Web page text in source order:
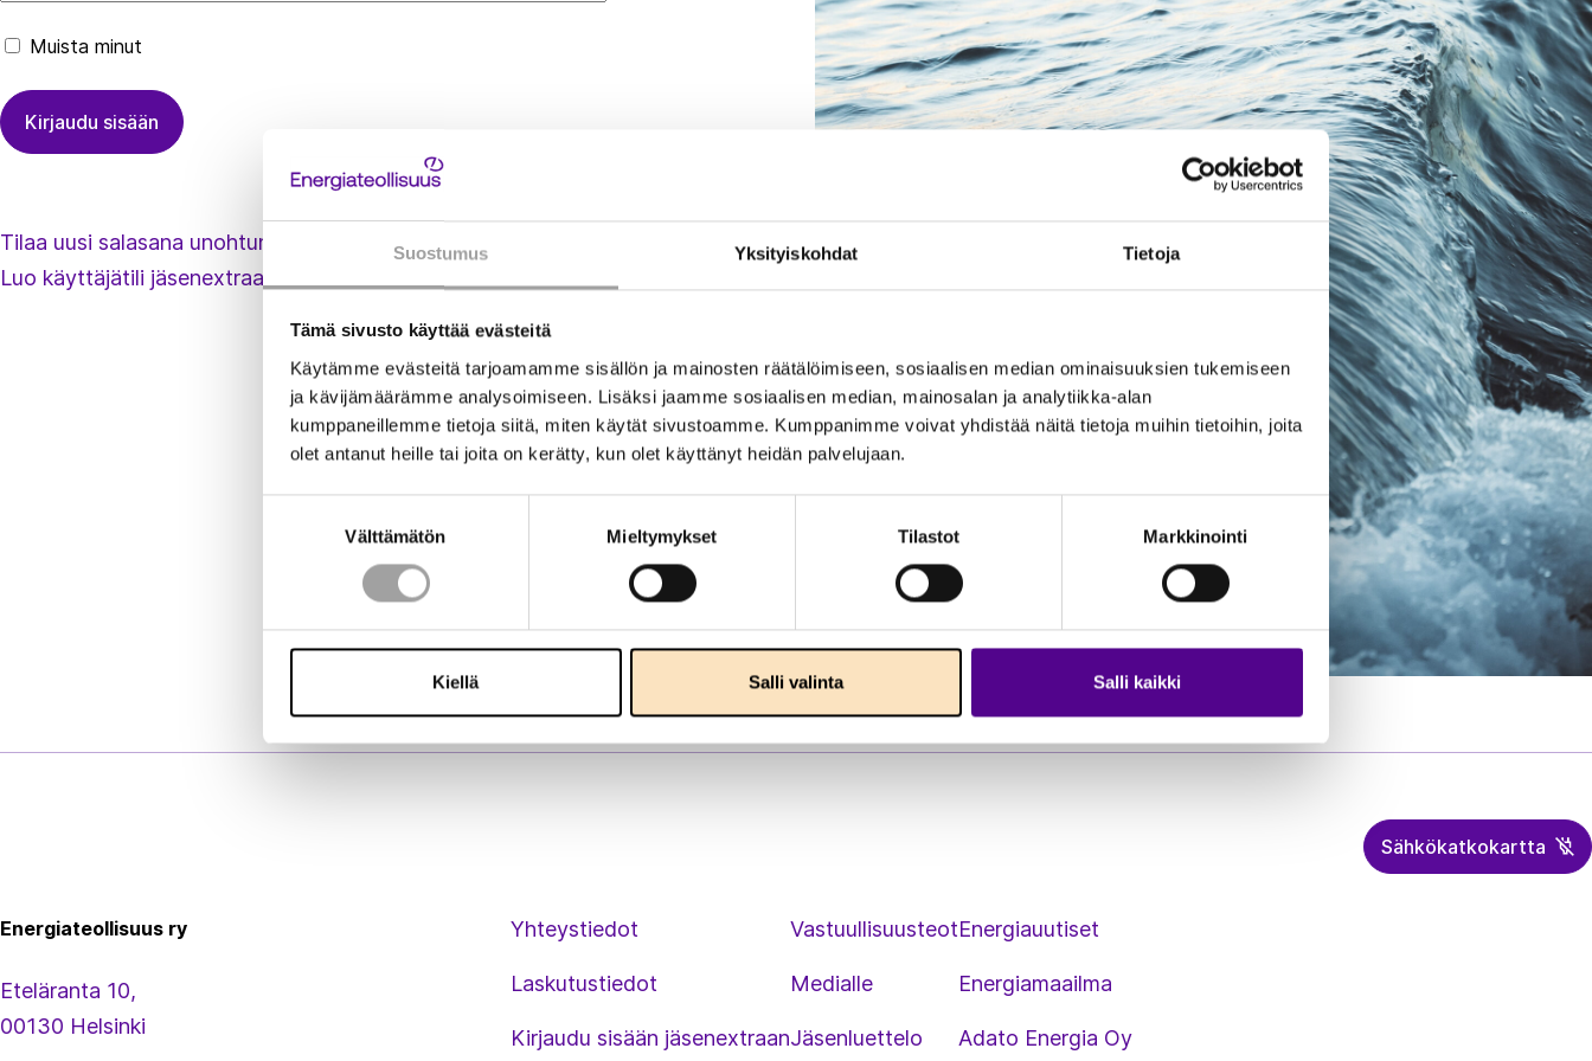
Suostumus Yksityiskohdat Tietoja
Tämä sivusto käyttää evästeitä
Käytämme evästeitä tarjoamamme sisällön ja mainosten räätälöimiseen, sosiaalisen median ominaisuuksien tukemiseen
ja kävijämäärämme analysoimiseen. Lisäksi jaamme sosiaalisen median, mainosalan ja analytiikka-alan
kumppaneillemme tietoja siitä, miten käytät sivustoamme. Kumppanimme voivat yhdistää näitä tietoja muihin tietoihin, joita
olet antanut heille tai joita on kerätty, kun olet käyttänyt heidän palvelujaan.
Välttämätön Mieltymykset Tilastot Markkinointi
Kiellä Salli valinta Salli kaikki
Muista minut
Tilaa uusi salasana unohtuneen tilalle
Luo käyttäjätili jäsenextraan
Sähkökatkokartta
Energiateollisuus ry
Eteläranta 10,
00130 Helsinki
Yhteystiedot
Laskutustiedot
Kirjaudu sisään jäsenextraan
Vastuullisuusteot
Medialle
Jäsenluettelo
Energiauutiset
Energiamaailma
Adato Energia Oy